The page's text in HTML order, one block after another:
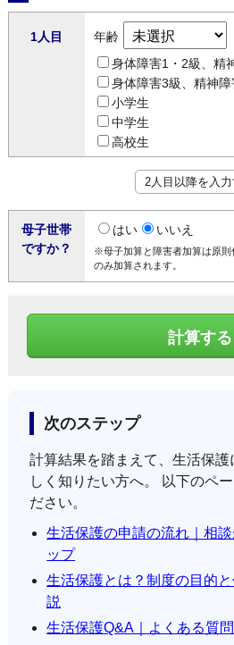
1人目
年齢
身体障害1・2級、精
身体障害3級、精神障
小学生
中学生
高校生
2人目以降を入力
母子世帯
ですか？
はい いいえ
※母子加算と障害者加算は原
のみ加算されます。
次のステップ
計算結果を踏まえて、生活保
しく知りたい方へ。 以下のペ
ださい。
生活保護の申請の流れ｜相
ップ
生活保護とは？制度の目的
説
生活保護Q&A｜よくある質